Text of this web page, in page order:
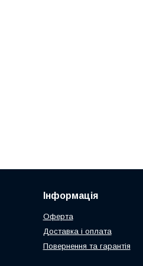
Інформація
Оферта
Доставка і оплата
Повернення та гарантія